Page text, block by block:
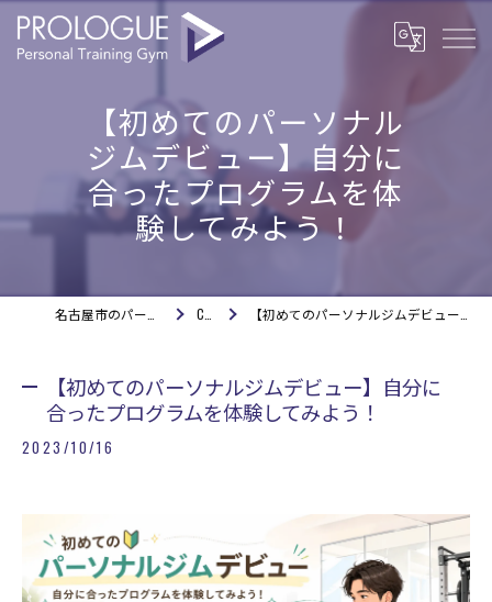
【初めてのパーソナル
ジムデビュー】自分に
合ったプログラムを体
験してみよう！
COLUMN 【初めてのパーソナルジムデビュー】自分に合ったプログラムを体験してみよう！
【初めてのパーソナルジムデビュー】自分に
合ったプログラムを体験してみよう！
2023/10/16